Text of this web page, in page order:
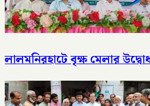
লালমনিরহাটে বৃক্ষ মেলার